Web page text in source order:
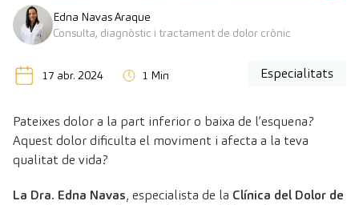
Edna Navas Araque
Consulta, diagnòstic i tractament de dolor crònic
17 abr. 2024 1 Min Especialitats
Pateixes dolor a la part inferior o baixa de l’esquena?
Aquest dolor dificulta el moviment i afecta a la teva
qualitat de vida?
La Dra. Edna Navas, especialista de la Clínica del Dolor de